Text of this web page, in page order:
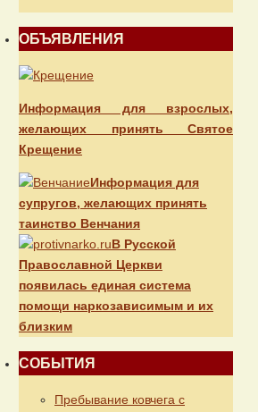
ОБЪЯВЛЕНИЯ
Информация для взрослых,
желающих принять Святое
Крещение
Информация для
супругов, желающих принять
таинство Венчания
В Русской
Православной Церкви
появилась единая система
помощи наркозависимым и их
близким
СОБЫТИЯ
Пребывание ковчега с